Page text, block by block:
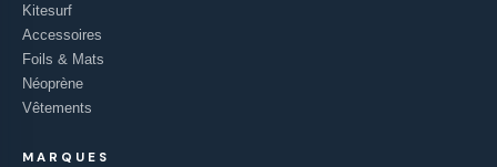
Kitesurf
Accessoires
Foils & Mats
Néoprène
Vêtements
MARQUES